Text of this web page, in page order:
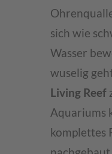
sich wie
Wasser
wuselig
Living Reef
Aquariums
komplettes